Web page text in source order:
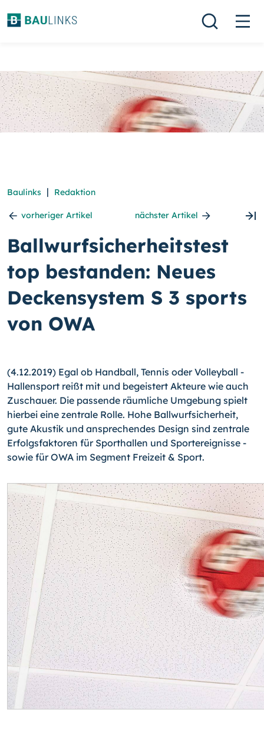
Baulinks | Redaktion
vorheriger Artikel nächster Artikel
Ballwurfsicherheitstest
top bestanden: Neues
Deckensystem S 3 sports
von OWA
(4.12.2019) Egal ob Handball, Tennis oder Volleyball -
Hallensport reißt mit und begeistert Akteure wie auch
Zuschauer. Die passende räumliche Umgebung spielt
hierbei eine zentrale Rolle. Hohe Ballwurfsicherheit,
gute Akustik und ansprechendes Design sind zentrale
Erfolgsfaktoren für Sporthallen und Sportereignisse -
sowie für OWA im Segment Freizeit & Sport.